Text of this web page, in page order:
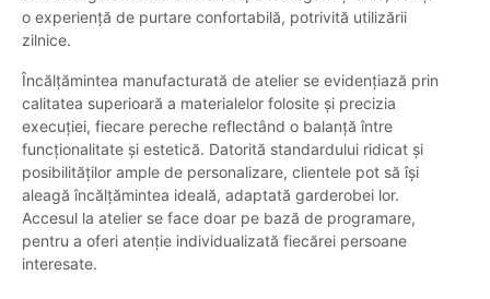
o experiență de purtare confortabilă, potrivită utilizării
zilnice.
Încălțămintea manufacturată de atelier se evidențiază prin
calitatea superioară a materialelor folosite și precizia
execuției, fiecare pereche reflectând o balanță între
funcționalitate și estetică. Datorită standardului ridicat și
posibilităților ample de personalizare, clientele pot să își
aleagă încălțămintea ideală, adaptată garderobei lor.
Accesul la atelier se face doar pe bază de programare,
pentru a oferi atenție individualizată fiecărei persoane
interesate.